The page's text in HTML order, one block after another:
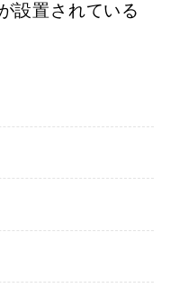
設置されている